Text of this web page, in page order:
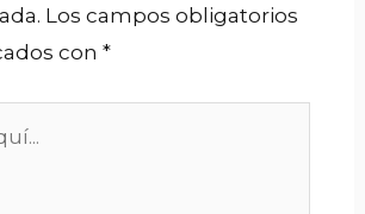
Los campos obligatorios
con *